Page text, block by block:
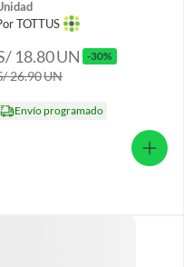
TOTTUS
18.80UN -30%
26.90UN
Envío programado